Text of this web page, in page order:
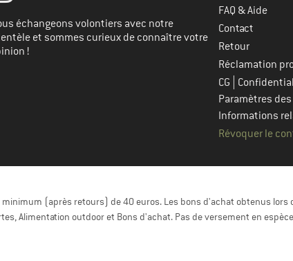
échangeons volontiers avec notre
et sommes curieux de connaître votre
!
FAQ & Aide
Contact
Retour
Réclamation
CG
Paramètres
Informations
Révoquer le
(après retours) de 40 euros. Les bons d'achat obtenus
Alimentation outdoor et Bons d'achat. Pas de versement en